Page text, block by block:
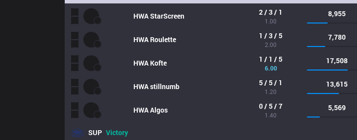
HWAStarScreen 2 / 3 / 1
1.00
8,955
HWA Roulette 1 / 3 / 5
2.00
7,780
HWA Kofte 1 / 1 / 5
6.00
17,508
HWAstillnumb 5 / 5 / 1
1.20
13,615
HWAAlgos 0 / 5 / 7
1.40
5,569
SUP Victory